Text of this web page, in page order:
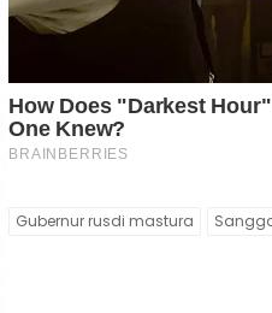
Gubernur rusdi mastura